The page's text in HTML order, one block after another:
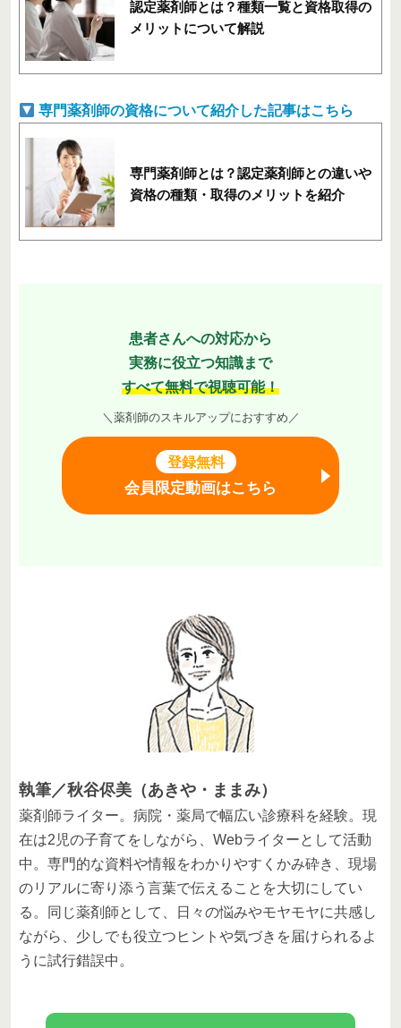
認定薬剤師とは？種類一覧と資格取得の
メリットについて解説
専門薬剤師の資格について紹介した記事はこちら
専門薬剤師とは？認定薬剤師との違いや
資格の種類・取得のメリットを紹介
患者さんへの対応から
実務に役立つ知識まで
すべて無料で視聴可能！
＼薬剤師のスキルアップにおすすめ／
登録無料
会員限定動画はこちら
執筆／秋谷侭美（あきや・ままみ）
薬剤師ライター。病院・薬局で幅広い診療科を経験。現
在は2児の子育てをしながら、Webライターとして活動
中。専門的な資料や情報をわかりやすくかみ砕き、現場
のリアルに寄り添う言葉で伝えることを大切にしてい
る。同じ薬剤師として、日々の悩みやモヤモヤに共感し
ながら、少しでも役立つヒントや気づきを届けられるよ
うに試行錯誤中。